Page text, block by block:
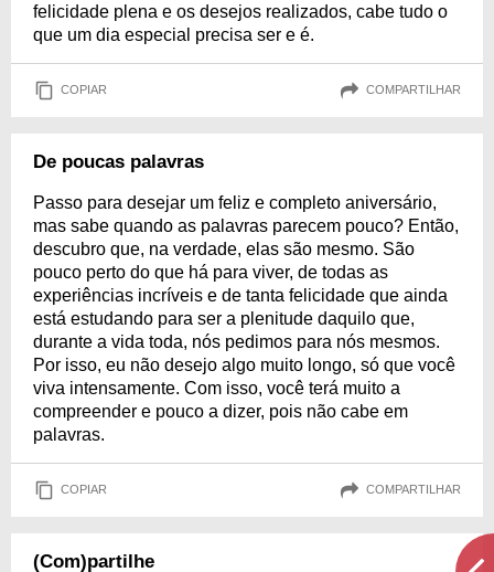
felicidade plena e os desejos realizados, cabe tudo o
que um dia especial precisa ser e é.
COPIAR COMPARTILHAR
De poucas palavras
Passo para desejar um feliz e completo aniversário,
mas sabe quando as palavras parecem pouco? Então,
descubro que, na verdade, elas são mesmo. São
pouco perto do que há para viver, de todas as
experiências incríveis e de tanta felicidade que ainda
está estudando para ser a plenitude daquilo que,
durante a vida toda, nós pedimos para nós mesmos.
Por isso, eu não desejo algo muito longo, só que você
viva intensamente. Com isso, você terá muito a
compreender e pouco a dizer, pois não cabe em
palavras.
COPIAR COMPARTILHAR
(Com)partilhe